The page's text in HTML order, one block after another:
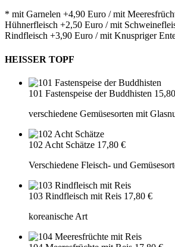
* mit Garnelen +4,90 Euro / mit
Hühnerfleisch +2,50 Euro / mit
Rindfleisch +3,90 Euro / mit Knuspriger
HEISSER TOPF
101 Fastenspeise der Buddhisten
verschiedene Gemüsesorten mit
102 Acht Schätze 17,80 €
Verschiedene Fleisch- und
103 Rindfleisch mit Reis 17,80 €
koreanische Art